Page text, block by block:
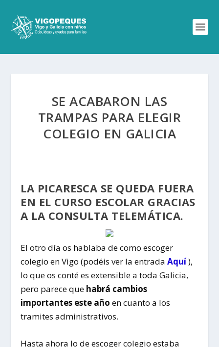
SE ACABARON LAS
TRAMPAS PARA ELEGIR
COLEGIO EN GALICIA
LA PICARESCA SE QUEDA FUERA
EN EL CURSO ESCOLAR GRACIAS
A LA CONSULTA TELEMÁTICA.
El otro día os hablaba de como escoger
colegio en Vigo (podéis ver la entradaAquí),
lo que os conté es extensible a toda Galicia,
pero parece que habrá cambios
importantes este añoen cuanto a los
tramites administrativos.
Hasta ahora lo de escoger colegio estaba